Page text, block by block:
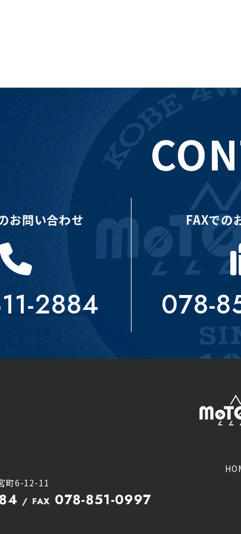
お問い合わせ
2884
FAXでの
078-
町6-12-11
FAX 078-851-0997